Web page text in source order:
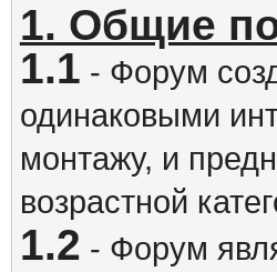
1. Общие
1.1 - Форум
одинаковыми
монтажу, и
возрастной
1.2 - Форум